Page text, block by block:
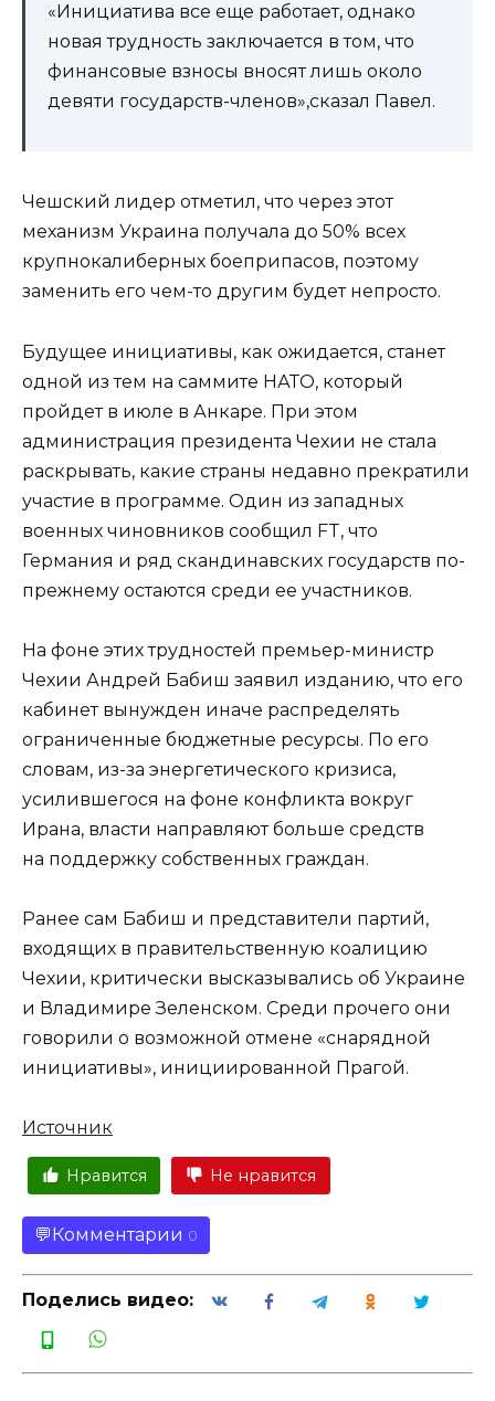
«Инициатива все еще работает, однако
новая трудность заключается в том, что
финансовые взносы вносят лишь около
девяти государств-членов»,сказал Павел.
Чешский лидер отметил, что через этот
механизм Украина получала до 50% всех
крупнокалиберных боеприпасов, поэтому
заменить его чем-то другим будет непросто.
Будущее инициативы, как ожидается, станет
одной из тем на саммите НАТО, который
пройдет в июле в Анкаре. При этом
администрация президента Чехии не стала
раскрывать, какие страны недавно прекратили
участие в программе. Один из западных
военных чиновников сообщил FT, что
Германия и ряд скандинавских государств по-
прежнему остаются среди ее участников.
На фоне этих трудностей премьер-министр
Чехии Андрей Бабиш заявил изданию, что его
кабинет вынужден иначе распределять
ограниченные бюджетные ресурсы. По его
словам, из-за энергетического кризиса,
усилившегося на фоне конфликта вокруг
Ирана, власти направляют больше средств
на поддержку собственных граждан.
Ранее сам Бабиш и представители партий,
входящих в правительственную коалицию
Чехии, критически высказывались об Украине
и Владимире Зеленском. Среди прочего они
говорили о возможной отмене «снарядной
инициативы», инициированной Прагой.
Источник
Нравится Не нравится
Комментарии 0
Поделись видео: